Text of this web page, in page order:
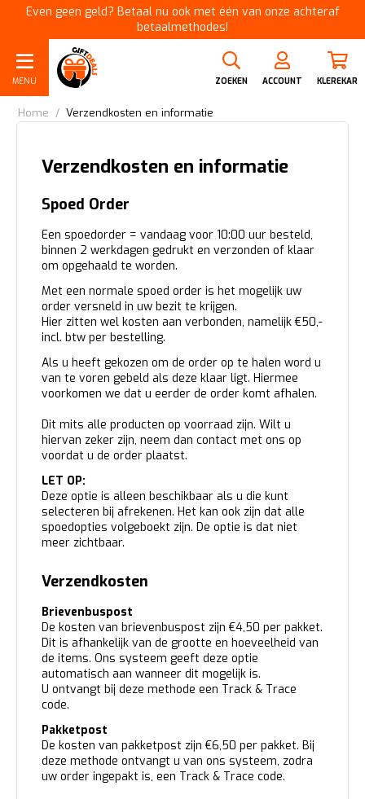
Even geen geld? Betaal nu ook met één van onze achteraf
betaalmethodes!
MENU ZOEKEN ACCOUNT KLEREKAR
Home / Verzendkosten en informatie
Verzendkosten en informatie
Spoed Order
Een spoedorder = vandaag voor 10:00 uur besteld,
binnen 2 werkdagen gedrukt en verzonden of klaar
om opgehaald te worden.
Met een normale spoed order is het mogelijk uw
order versneld in uw bezit te krijgen.
Hier zitten wel kosten aan verbonden, namelijk €50,-
incl. btw per bestelling.
Als u heeft gekozen om de order op te halen word u
van te voren gebeld als deze klaar ligt. Hiermee
voorkomen we dat u eerder de order komt afhalen.
Dit mits alle producten op voorraad zijn. Wilt u
hiervan zeker zijn, neem dan contact met ons op
voordat u de order plaatst.
LET OP:
Deze optie is alleen beschikbaar als u die kunt
selecteren bij afrekenen. Het kan ook zijn dat alle
spoedopties volgeboekt zijn. De optie is dat niet
meer zichtbaar.
Verzendkosten
Brievenbuspost
De kosten van brievenbuspost zijn €4,50 per pakket.
Dit is afhankelijk van de grootte en hoeveelheid van
de items. Ons systeem geeft deze optie
automatisch aan wanneer dit mogelijk is.
U ontvangt bij deze methode een Track & Trace
code.
Pakketpost
De kosten van pakketpost zijn €6,50 per pakket. Bij
deze methode ontvangt u van ons systeem, zodra
uw order ingepakt is, een Track & Trace code.